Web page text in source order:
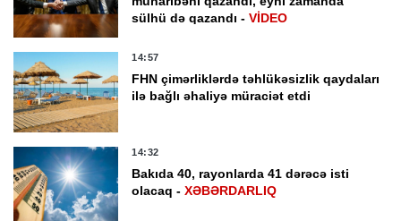
sülhü də qazandı -VİDEO
14:57
FHN çimərliklərdə təhlükəsizlik qaydaları
ilə bağlı əhaliyə müraciət etdi
14:32
Bakıda 40, rayonlarda 41 dərəcə isti
olacaq -XƏBƏRDARLIQ